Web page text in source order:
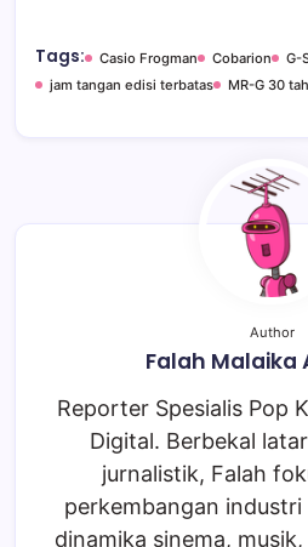
Tags: Casio Frogman Cobarion
G-
jam tangan edisi terbatas
MR-G 30
Author
Falah Malaika
Reporter Spesialis Pop
Digital. Berbekal
jurnalistik, Falah
perkembangan
dinamika sinema,